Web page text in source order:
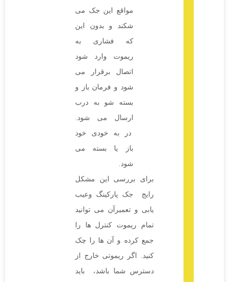
مواقع این جک می
شکند و بدون این
که فشاری به
ریموت وارد شود
اتصال برقرار می
شود و فرمان باز و
بسته شو به درب
ارسال می شود.
در به خودی خود
باز یا بسته می
برای بررسی این مشکل
رایج جک پارکینگ وعیب
یابی و تعمیرآن می توانید
تمام ریموت کنترل ها را
جمع کرده و آن ها را چک
کنید. اگر ریموتی خارج از
دسترس شما باشد، باید